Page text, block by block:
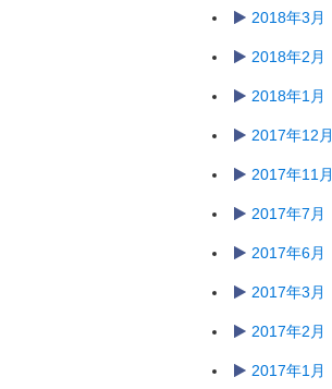
2018年3月
2018年2月
2018年1月
2017年12月
2017年11月
2017年7月
2017年6月
2017年3月
2017年2月
2017年1月